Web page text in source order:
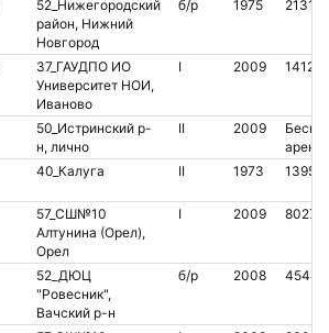
52_Нижегородский
район, Нижний
Новгород
б/р 1975
37_ГАУДПО ИО
Университет НОИ,
Иваново
I 2009
50_Истринский р-
н, лично
II 2009
40_Калуга II 1973
57_СШ№10
Алтунина (Орел),
Орел
I 2009
52_ДЮЦ
"Ровесник",
Вачский р-н
б/р 2008